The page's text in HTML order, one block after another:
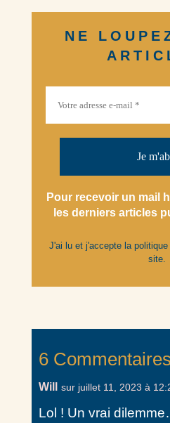
NE
Pour recevoir un mail
les derniers articles
J'ai lu et j'accepte la
site.
6 Commentaires
Will sur juillet 11, 2023 à
Lol ! Un vrai